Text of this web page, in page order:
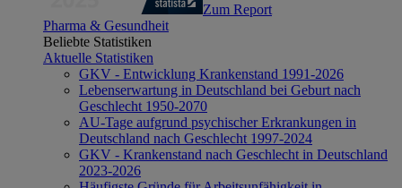
Zum Report
Pharma & Gesundheit
Beliebte Statistiken
Aktuelle Statistiken
GKV - Entwicklung Krankenstand 1991-2026
Lebenserwartung in Deutschland bei Geburt nach
Geschlecht 1950-2070
AU-Tage aufgrund psychischer Erkrankungen in
Deutschland nach Geschlecht 1997-2024
GKV - Krankenstand nach Geschlecht in Deutschland
2023-2026